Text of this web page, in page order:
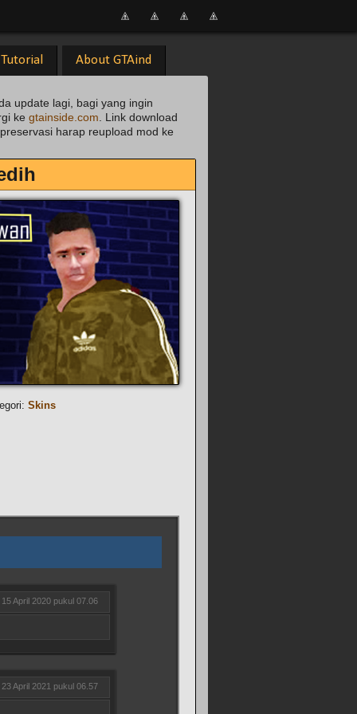
Tutorial About GTAind
update lagi, bagi yang ingin
ke gtainside.com . Link download
harap reupload mod ke
Skins
15 April 2020 pukul 07.06
23 April 2021 pukul 06.57